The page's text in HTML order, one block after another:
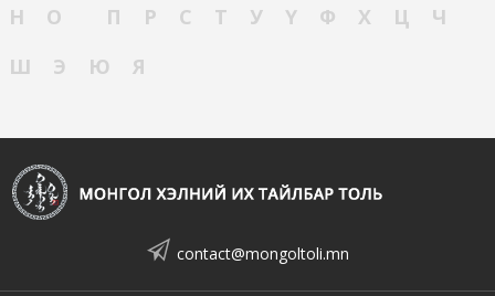
Н
О П Р С Т У Ү Ф Х Ц
Ч
Ш
Э Ю Я
contact@mongoltoli.mn